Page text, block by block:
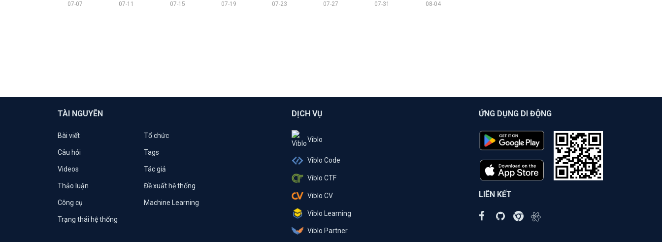
07-07
07-11
07-15
07-19
07-23
07-27
07-31
08-04
TÀI NGUYÊN
Bài viết Tổ chức
Câu hỏi Tags
Videos Tác giả
Thảo luận Đề xuất hệ thống
Công cụ Machine Learning
Trạng thái hệ thống
DỊCH VỤ
Viblo
Viblo Code
Viblo CTF
Viblo CV
Viblo Learning
Viblo Partner
ỨNG DỤNG DI ĐỘNG
LIÊN KẾT